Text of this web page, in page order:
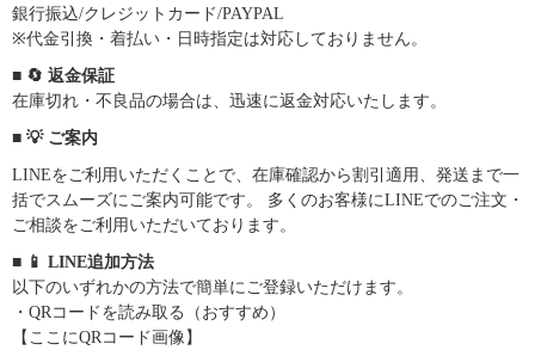
銀行振込/クレジットカード/PAYPAL
※代金引換・着払い・日時指定は対応しておりません。
■ 🔄 返金保証
在庫切れ・不良品の場合は、迅速に返金対応いたします。
■ 💡 ご案内
LINEをご利用いただくことで、在庫確認から割引適用、発送まで一
括でスムーズにご案内可能です。 多くのお客様にLINEでのご注文・
ご相談をご利用いただいております。
■ 📱 LINE追加方法
以下のいずれかの方法で簡単にご登録いただけます。
・QRコードを読み取る（おすすめ）
【ここにQRコード画像】